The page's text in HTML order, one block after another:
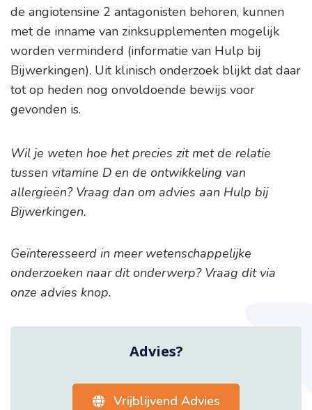
de angiotensine 2 antagonisten behoren, kunnen
met de inname van zinksupplementen mogelijk
worden verminderd (informatie van Hulp bij
Bijwerkingen). Uit klinisch onderzoek blijkt dat daar
tot op heden nog onvoldoende bewijs voor
gevonden is.
Wil je weten hoe het precies zit met de relatie
tussen vitamine D en de ontwikkeling van
allergieën? Vraag dan om advies aan Hulp bij
Bijwerkingen.
Geïnteresseerd in meer wetenschappelijke
onderzoeken naar dit onderwerp? Vraag dit via
onze advies knop.
Advies?
Vrijblijvend Advies